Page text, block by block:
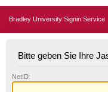
Bradley University Signin Service
Bitte geben Sie Ihre
NetID: